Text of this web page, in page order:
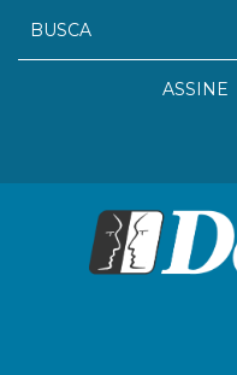
ASSINE